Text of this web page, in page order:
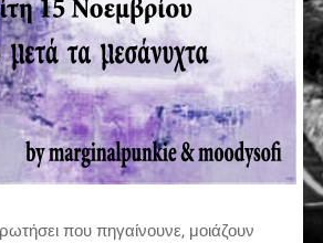
που πηγαίνουνε, μοιάζουν